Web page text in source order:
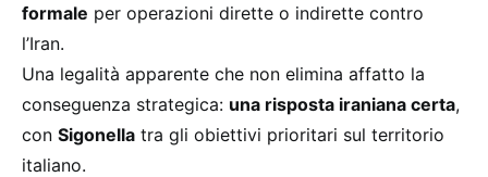
formale per operazioni dirette o indirette contro
l’Iran.
Una legalità apparente che non elimina affatto la
conseguenza strategica: una risposta iraniana certa,
con Sigonella tra gli obiettivi prioritari sul territorio
italiano.